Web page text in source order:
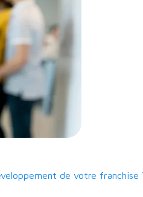
de votre franchise